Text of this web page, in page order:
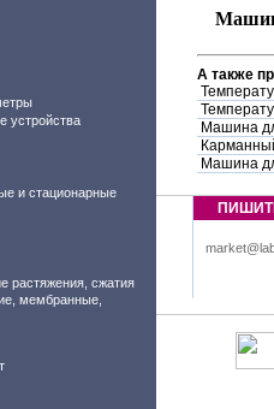
устройства
и стационарные
растяжения, сжатия
мембранные,
А также
Машина
Машина